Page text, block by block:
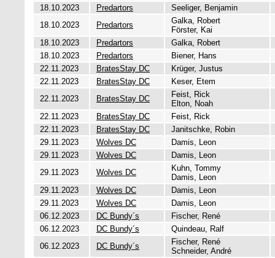
18.10.2023
Predartors
Seeliger, Benjamin
18.10.2023
Predartors
Galka, Robert
Förster, Kai
18.10.2023
Predartors
Galka, Robert
18.10.2023
Predartors
Biener, Hans
22.11.2023
BratesStay DC
Krüger, Justus
22.11.2023
BratesStay DC
Keser, Etem
22.11.2023
BratesStay DC
Feist, Rick
Elton, Noah
22.11.2023
BratesStay DC
Feist, Rick
22.11.2023
BratesStay DC
Janitschke, Robin
29.11.2023
Wolves DC
Damis, Leon
29.11.2023
Wolves DC
Damis, Leon
29.11.2023
Wolves DC
Kuhn, Tommy
Damis, Leon
29.11.2023
Wolves DC
Damis, Leon
29.11.2023
Wolves DC
Damis, Leon
06.12.2023
DC Bundy´s
Fischer, René
06.12.2023
DC Bundy´s
Quindeau, Ralf
06.12.2023
DC Bundy´s
Fischer, René
Schneider, André